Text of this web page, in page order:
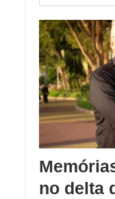
no delta